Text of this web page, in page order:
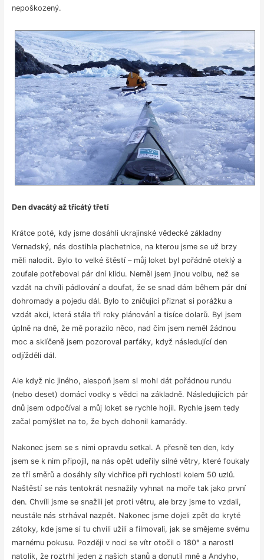
nepoškozený.
Den dvacátý až třicátý třetí
Krátce poté, kdy jsme dosáhli ukrajinské vědecké základny
Vernadský, nás dostihla plachetnice, na kterou jsme se už brzy
měli nalodit. Bylo to velké štěstí – můj loket byl pořádně oteklý a
zoufale potřeboval pár dní klidu. Neměl jsem jinou volbu, než se
vzdát na chvíli pádlování a doufat, že se snad dám během pár dní
dohromady a pojedu dál. Bylo to zničující přiznat si porážku a
vzdát akci, která stála tři roky plánování a tisíce dolarů. Byl jsem
úplně na dně, že mě porazilo něco, nad čím jsem neměl žádnou
moc a sklíčeně jsem pozoroval parťáky, když následující den
odjížděli dál.
Ale když nic jiného, alespoň jsem si mohl dát pořádnou rundu
(nebo deset) domácí vodky s vědci na základně. Následujících pár
dnů jsem odpočíval a můj loket se rychle hojil. Rychle jsem tedy
začal pomýšlet na to, že bych dohonil kamarády.
Nakonec jsem se s nimi opravdu setkal. A přesně ten den, kdy
jsem se k nim připojil, na nás opět udeřily silné větry, které foukaly
ze tří směrů a dosáhly síly vichřice při rychlosti kolem 50 uzlů.
Naštěstí se nás tentokrát nesnažily vyhnat na moře tak jako první
den. Chvíli jsme se snažili jet proti větru, ale brzy jsme to vzdali,
neustále nás strhával nazpět. Nakonec jsme dojeli zpět do kryté
zátoky, kde jsme si tu chvíli užili a filmovali, jak se smějeme svému
marnému pokusu. Později v noci se vítr otočil o 180° a narostl
natolik, že roztrhl jeden z našich stanů a donutil mně a Andyho,